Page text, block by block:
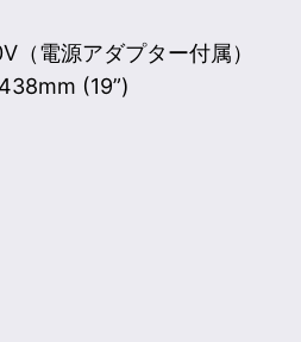
（電源アダプター付属）
(19”)